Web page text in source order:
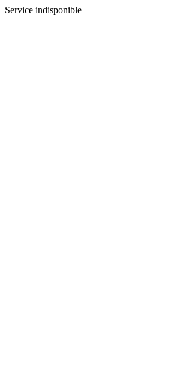
Service indisponible